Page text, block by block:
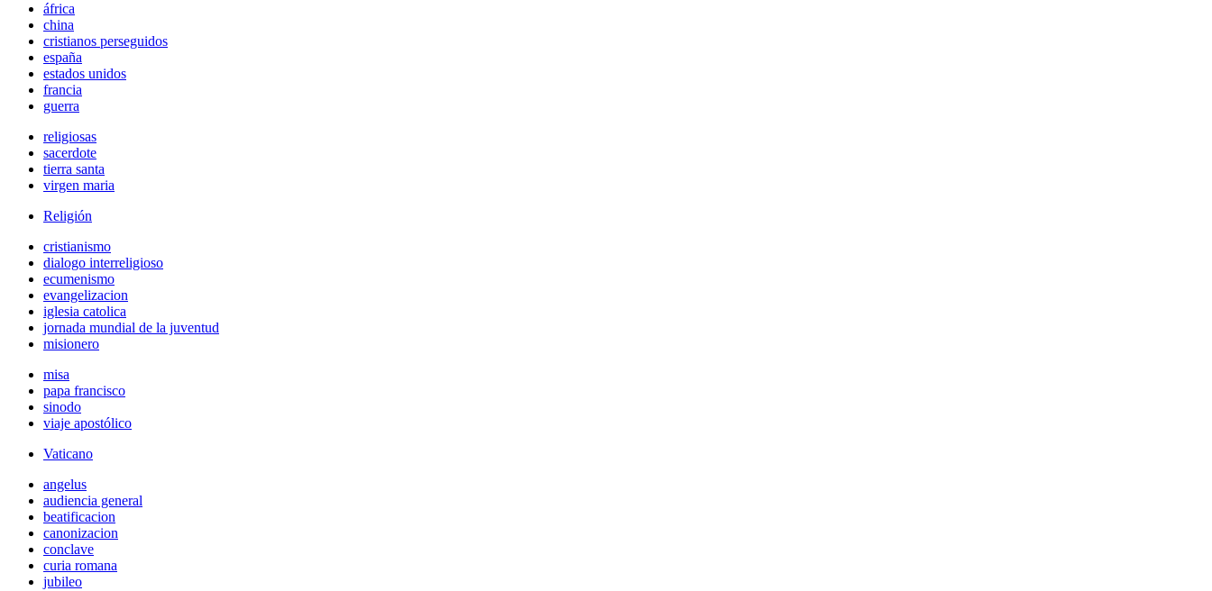
áfrica
china
cristianos perseguidos
españa
estados unidos
francia
guerra
religiosas
sacerdote
tierra santa
virgen maria
Religión
cristianismo
dialogo interreligioso
ecumenismo
evangelizacion
iglesia catolica
jornada mundial de la juventud
misionero
misa
papa francisco
sinodo
viaje apostólico
Vaticano
angelus
audiencia general
beatificacion
canonizacion
conclave
curia romana
jubileo